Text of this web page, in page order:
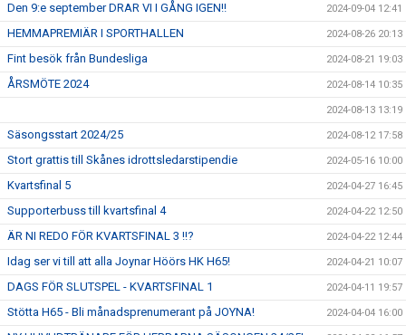
Den 9:e september DRAR VI I GÅNG IGEN!! 2024-09-04 12:41
HEMMAPREMIÄR I SPORTHALLEN 2024-08-26 20:13
Fint besök från Bundesliga 2024-08-21 19:03
ÅRSMÖTE 2024 2024-08-14 10:35
2024-08-13 13:19
Säsongsstart 2024/25 2024-08-12 17:58
Stort grattis till Skånes idrottsledarstipendie 2024-05-16 10:00
Kvartsfinal 5 2024-04-27 16:45
Supporterbuss till kvartsfinal 4 2024-04-22 12:50
ÄR NI REDO FÖR KVARTSFINAL 3 !!? 2024-04-22 12:44
Idag ser vi till att alla Joynar Höörs HK H65! 2024-04-21 10:07
DAGS FÖR SLUTSPEL - KVARTSFINAL 1 2024-04-11 19:57
Stötta H65 - Bli månadsprenumerant på JOYNA! 2024-04-04 16:00